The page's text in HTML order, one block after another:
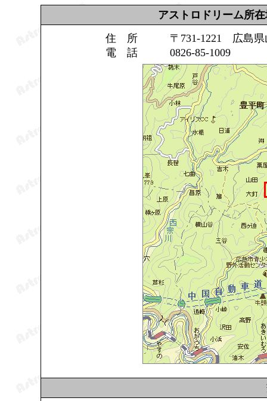
アストロドリーム所
住 所 〒731-1221 広島県山
電 話 0826-85-1009 ※ 留